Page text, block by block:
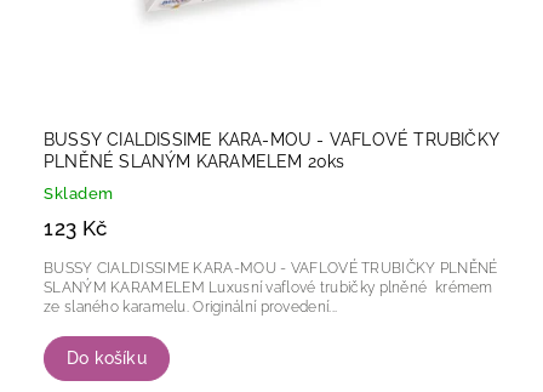
BUSSY CIALDISSIME KARA-MOU - VAFLOVÉ TRUBIČKY
PLNĚNÉ SLANÝM KARAMELEM 20ks
Skladem
123 Kč
Do košíku
BUSSY CIALDISSIME KARA-MOU - VAFLOVÉ TRUBIČKY PLNĚNÉ
SLANÝM KARAMELEM Luxusní vaflové trubičky plněné krémem
ze slaného karamelu. Originální provedení...